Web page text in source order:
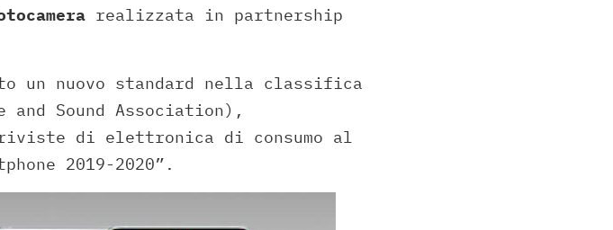
realizzata in partnership
un nuovo standard nella classifica
and Sound Association),
di elettronica di consumo al
2019-2020”.